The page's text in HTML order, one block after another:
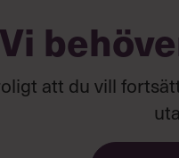
Vi
att du vill